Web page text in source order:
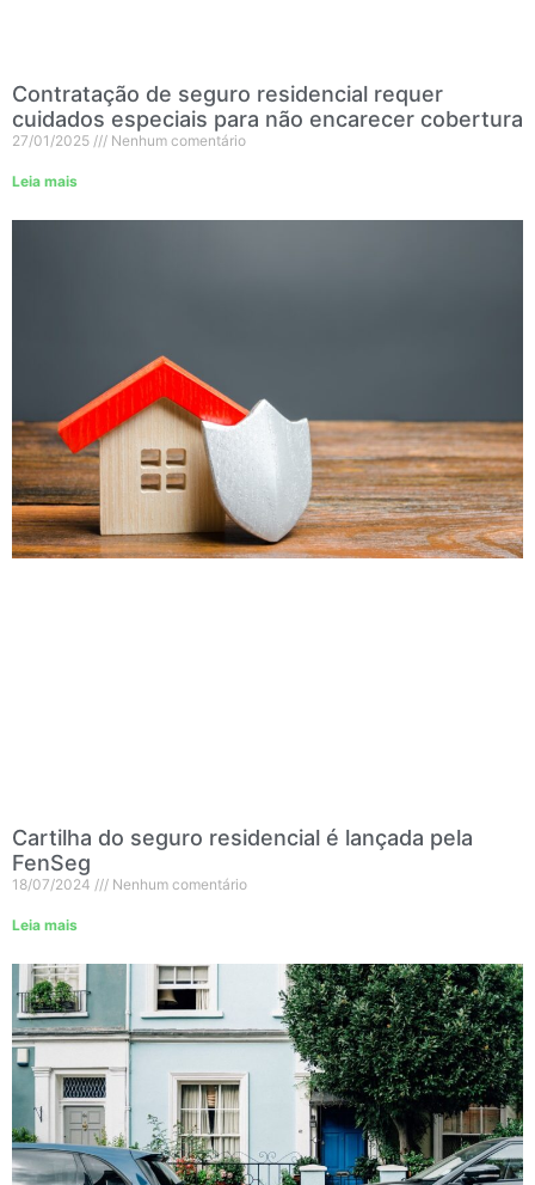
Contratação de seguro residencial requer
cuidados especiais para não encarecer cobertura
27/01/2025 Nenhum comentário
Leia mais
Cartilha do seguro residencial é lançada pela
FenSeg
18/07/2024 Nenhum comentário
Leia mais